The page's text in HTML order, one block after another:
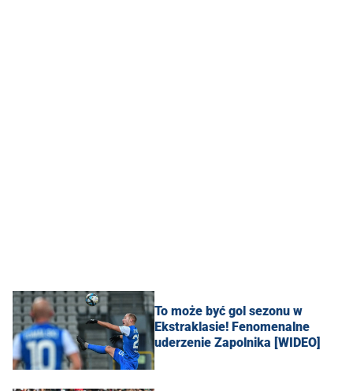
To może być gol sezonu w
Ekstraklasie! Fenomenalne
uderzenie Zapolnika [WIDEO]